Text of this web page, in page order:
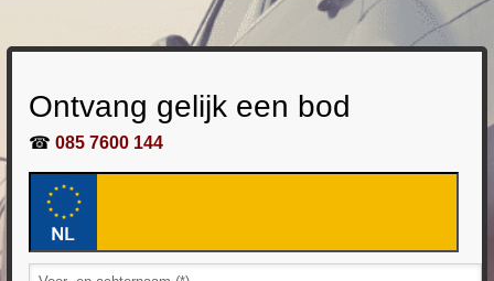
Ontvang gelijk een bod
☎ 085 7600 144